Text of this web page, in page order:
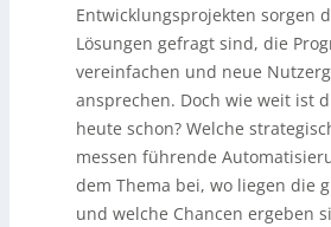
Entwicklungsprojekten sorgen
Lösungen gefragt sind, die
vereinfachen und neue
ansprechen. Doch wie weit ist
heute schon? Welche
messen führende
dem Thema bei, wo liegen die
und welche Chancen ergeben